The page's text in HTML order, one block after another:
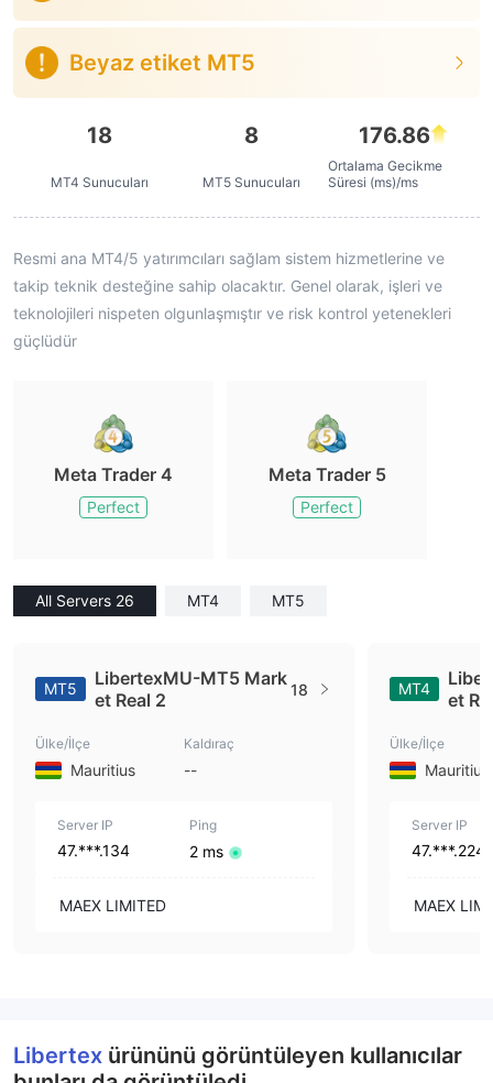
Beyaz etiket MT5
18
MT4 Sunucuları
8
MT5 Sunucuları
176.86
Ortalama Gecikme
Süresi (ms)/ms
Resmi ana MT4/5 yatırımcıları sağlam sistem hizmetlerine ve
takip teknik desteğine sahip olacaktır. Genel olarak, işleri ve
teknolojileri nispeten olgunlaşmıştır ve risk kontrol yetenekleri
güçlüdür
Meta Trader 4
Perfect
Meta Trader 5
Perfect
All Servers 26 MT4 MT5
MT5
LibertexMU-MT5 Mark
et Real 2
18
Ülke/İlçe
Mauritius
Kaldıraç
--
Server IP
47.***.134
Ping
2 ms
MAEX LIMITED
MT4
et
Ülke/İlçe
Mauritius
Server IP
47.***.224
MAEX
Libertex ürününü görüntüleyen kullanıcılar